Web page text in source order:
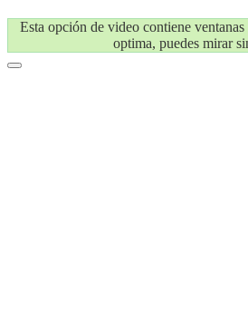
Esta opción de video contiene ventanas
optima, puedes mirar